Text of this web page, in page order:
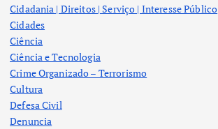
Cidadania | Direitos | Serviço | Interesse Público
Cidades
Ciência
Ciência e Tecnologia
Crime Organizado – Terrorismo
Cultura
Defesa Civil
Denuncia